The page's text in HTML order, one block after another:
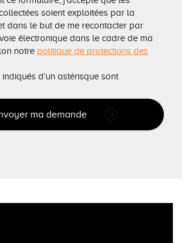
soient exploitées par la
dans le but de me recontacter par
électronique dans le cadre de ma
notre politique de protections des
d’un astérisque sont
ma demande